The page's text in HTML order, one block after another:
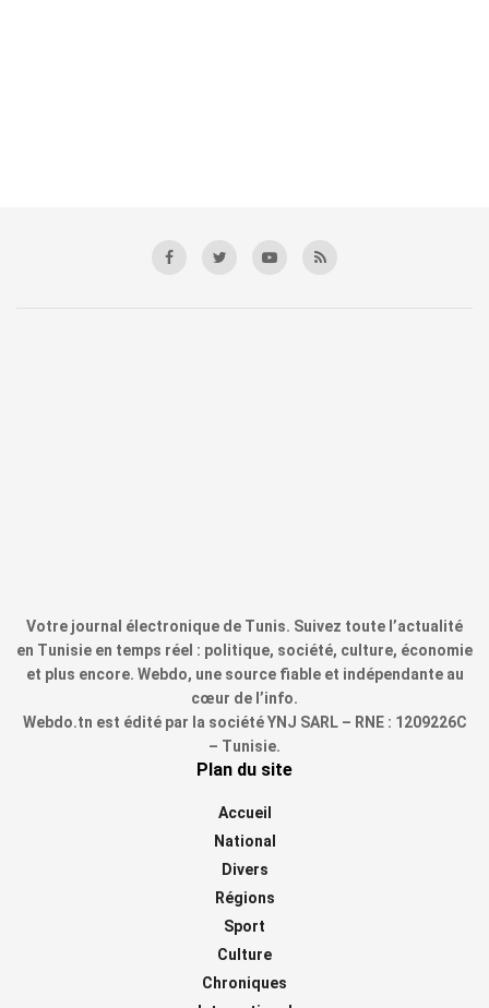
Votre journal électronique de Tunis. Suivez toute l’actualité
en Tunisie en temps réel : politique, société, culture, économie
et plus encore. Webdo, une source fiable et indépendante au
cœur de l’info.
Webdo.tn est édité par la société YNJ SARL – RNE : 1209226C
– Tunisie.
Plan du site
Accueil
National
Divers
Régions
Sport
Culture
Chroniques